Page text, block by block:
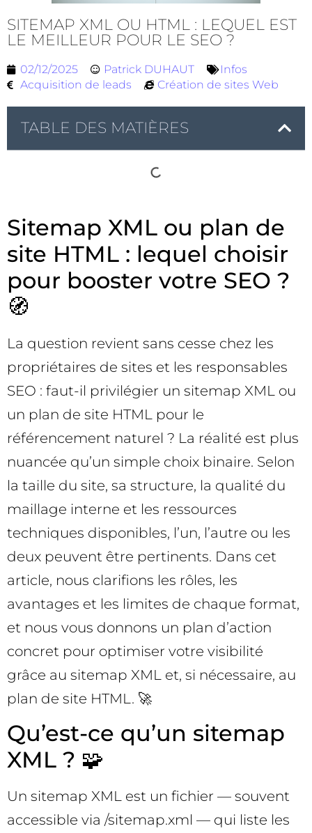
SITEMAP XML OU HTML : LEQUEL EST
LE MEILLEUR POUR LE SEO ?
02/12/2025 Patrick DUHAUT
Infos
Acquisition de leads
Création de sites Web
TABLE DES MATIÈRES
Sitemap XML ou plan de
site HTML : lequel choisir
pour booster votre SEO ?
🧭
La question revient sans cesse chez les
propriétaires de sites et les responsables
SEO : faut-il privilégier un sitemap XML ou
un plan de site HTML pour le
référencement naturel ? La réalité est plus
nuancée qu’un simple choix binaire. Selon
la taille du site, sa structure, la qualité du
maillage interne et les ressources
techniques disponibles, l’un, l’autre ou les
deux peuvent être pertinents. Dans cet
article, nous clarifions les rôles, les
avantages et les limites de chaque format,
et nous vous donnons un plan d’action
concret pour optimiser votre visibilité
grâce au sitemap XML et, si nécessaire, au
plan de site HTML. 🚀
Qu’est-ce qu’un sitemap
XML ? 🧩
Un sitemap XML est un fichier — souvent
accessible via /sitemap.xml — qui liste les